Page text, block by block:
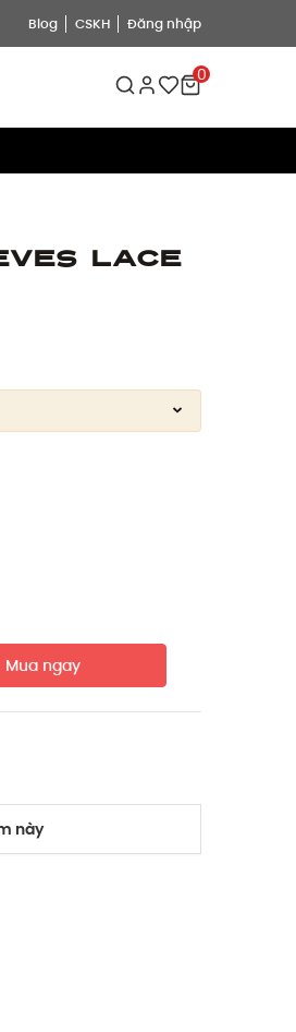
Blog CSKH Đăng nhập
0
Lace
Mua ngay
này